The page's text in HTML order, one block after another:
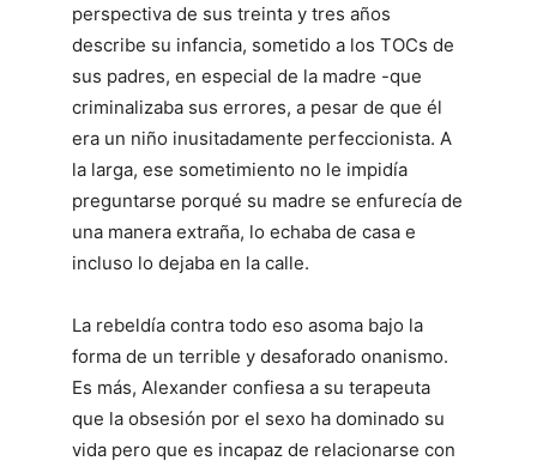
perspectiva de sus treinta y tres años
describe su infancia, sometido a los TOCs de
sus padres, en especial de la madre -que
criminalizaba sus errores, a pesar de que él
era un niño inusitadamente perfeccionista. A
la larga, ese sometimiento no le impidía
preguntarse porqué su madre se enfurecía de
una manera extraña, lo echaba de casa e
incluso lo dejaba en la calle.
La rebeldía contra todo eso asoma bajo la
forma de un terrible y desaforado onanismo.
Es más, Alexander confiesa a su terapeuta
que la obsesión por el sexo ha dominado su
vida pero que es incapaz de relacionarse con